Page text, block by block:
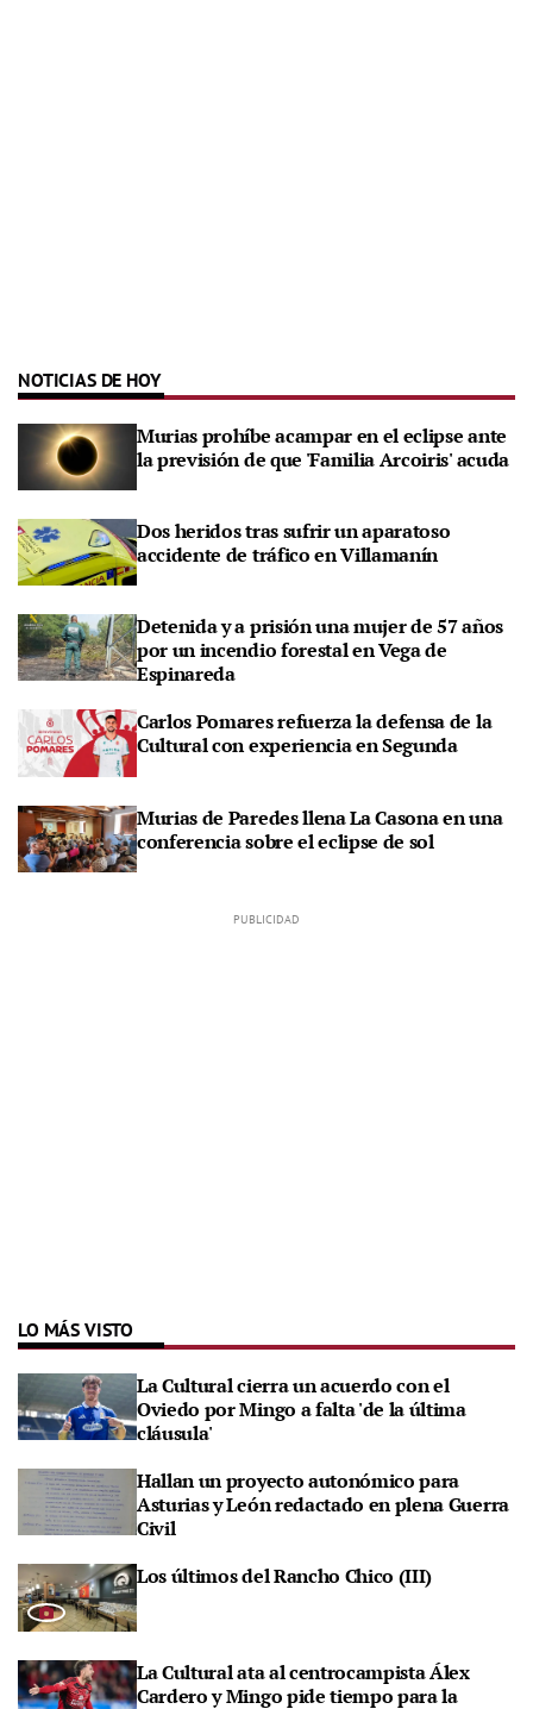
NOTICIAS DE HOY
Murias prohíbe acampar en el eclipse ante
la previsión de que 'Familia Arcoiris' acuda
Dos heridos tras sufrir un aparatoso
accidente de tráfico en Villamanín
Detenida y a prisión una mujer de 57 años
por un incendio forestal en Vega de
Espinareda
Carlos Pomares refuerza la defensa de la
Cultural con experiencia en Segunda
Murias de Paredes llena La Casona en una
conferencia sobre el eclipse de sol
LO MÁS VISTO
La Cultural cierra un acuerdo con el
Oviedo por Mingo a falta 'de la última
cláusula'
Hallan un proyecto autonómico para
Asturias y León redactado en plena Guerra
Civil
Los últimos del Rancho Chico (III)
La Cultural ata al centrocampista Álex
Cardero y Mingo pide tiempo para la